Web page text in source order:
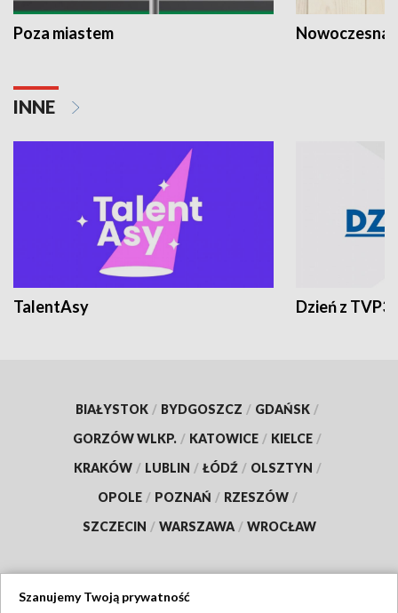
Poza miastem Nowoczesna
INNE
TalentAsy Dzień z TVP3
BIAŁYSTOK / BYDGOSZCZ / GDAŃSK /
GORZÓW WLKP. / KATOWICE / KIELCE /
KRAKÓW / LUBLIN / ŁÓDŹ / OLSZTYN /
OPOLE / POZNAŃ / RZESZÓW /
SZCZECIN / WARSZAWA / WROCŁAW
Szanujemy Twoją prywatność